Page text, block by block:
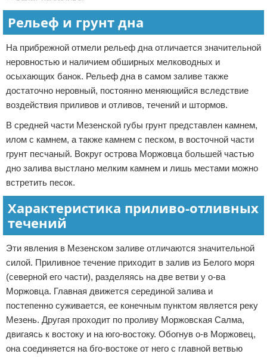
Рельеф и грунт дна
На прибрежной отмели рельеф дна отличается значительной
неровностью и наличием обширных мелководных и
осыхающих банок. Рельеф дна в самом заливе также
достаточно неровный, постоянно меняющийся вследствие
воздействия приливов и отливов, течений и штормов.
В средней части Мезенской губы грунт представлен камнем,
илом с камнем, а также камнем с песком, в восточной части
грунт песчаный. Вокруг острова Моржовца большей частью
дно залива выстлано мелким камнем и лишь местами можно
встретить песок.
Характеристика приливо-отливных
течений
Эти явления в Мезенском заливе отличаются значительной
силой. Приливное течение приходит в залив из Белого моря
(северной его части), разделяясь на две ветви у о-ва
Моржовца. Главная движется серединой залива и
постепенно суживается, ее конечным пунктом является реку
Мезень. Другая проходит по проливу Моржовская Салма,
двигаясь к востоку и на юго-востоку. Обогнув о-в Моржовец,
она соединяется на бго-востоке от него с главной ветвью